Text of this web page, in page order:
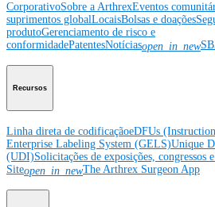
CorporativoSobre a ArthrexEventos
suprimentos globalLocaisBolsas e doações
produtoGerenciamento de risco e
conformidadePatentesNotíciasopen_in_new
Recursos
Linha direta de codificaçãoeDFUs
Enterprise Labeling System (GELS)Unique
(UDI)Solicitações de exposições, congressos
Siteopen_in_newThe Arthrex Surgeon App